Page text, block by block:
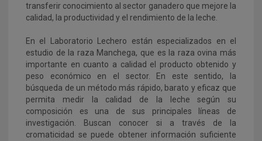
transferir conocimiento al sector ganadero que mejore la
calidad, la productividad y el rendimiento de la leche.
En el Laboratorio Lechero están especializados en el
estudio de la raza Manchega, que es la raza ovina más
importante en cuanto a calidad el producto obtenido y
peso económico en el sector. En este sentido, la
búsqueda de un método más rápido, barato y eficaz que
permita medir la calidad de la leche según su
composición es una de sus principales líneas de
investigación. Buscan conocer si a través de la
cromaticidad se puede obtener información suficiente